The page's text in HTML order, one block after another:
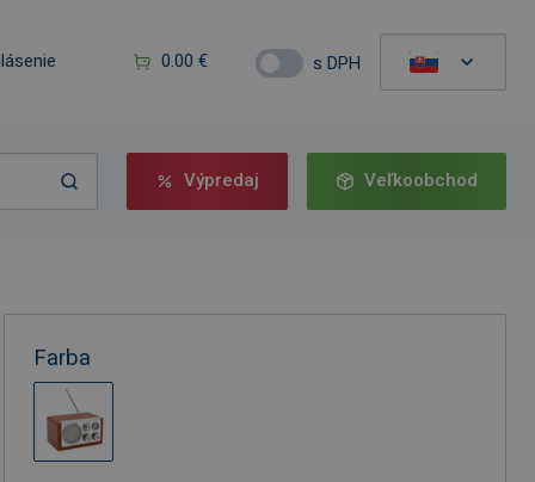
0.00 € s DPH
Výpredaj Veľkoobchod
Farba